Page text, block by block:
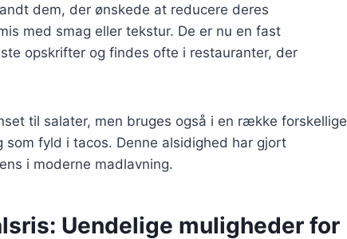
dem, der ønskede at reducere deres
med smag eller tekstur. De er nu en fast
opskrifter og findes ofte i restauranter, der
til salater, men bruges også i en række forskellige
fyld i tacos. Denne alsidighed har gjort
i moderne madlavning.
Uendelige muligheder for